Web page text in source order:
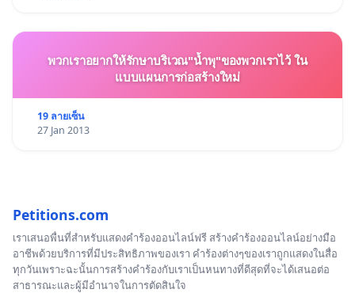
พวกเราอยากให้รักษาบริเวณ"น้ำพุ"ของพวกเราไว้ ใน
แบบแผนการก่อสร้างใหม่
19 ลายเซ็น
27 Jan 2013
Petitions.com
เราเสนอพื่นที่สำหรับแสดงคำร้องออนไลน์ฟรี สร้างคำร้องออนไลน์อย่างมือ
อาชีพด้วยบริการที่มีประสิทธิภาพของเรา คำร้องต่างๆของเราถูกแสดงในสื่อ
ทุกวันเพราะฉะนั้นการสร้างคำร้องกับเราเป็นหนทางที่ดีสุดที่จะได้เสนอต่อ
สาธารณะและผู้มีอำนาจในการตัดสินใจ